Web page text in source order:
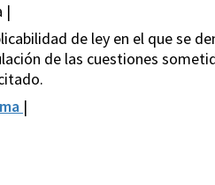
|
de ley en el que se
de las cuestiones
|